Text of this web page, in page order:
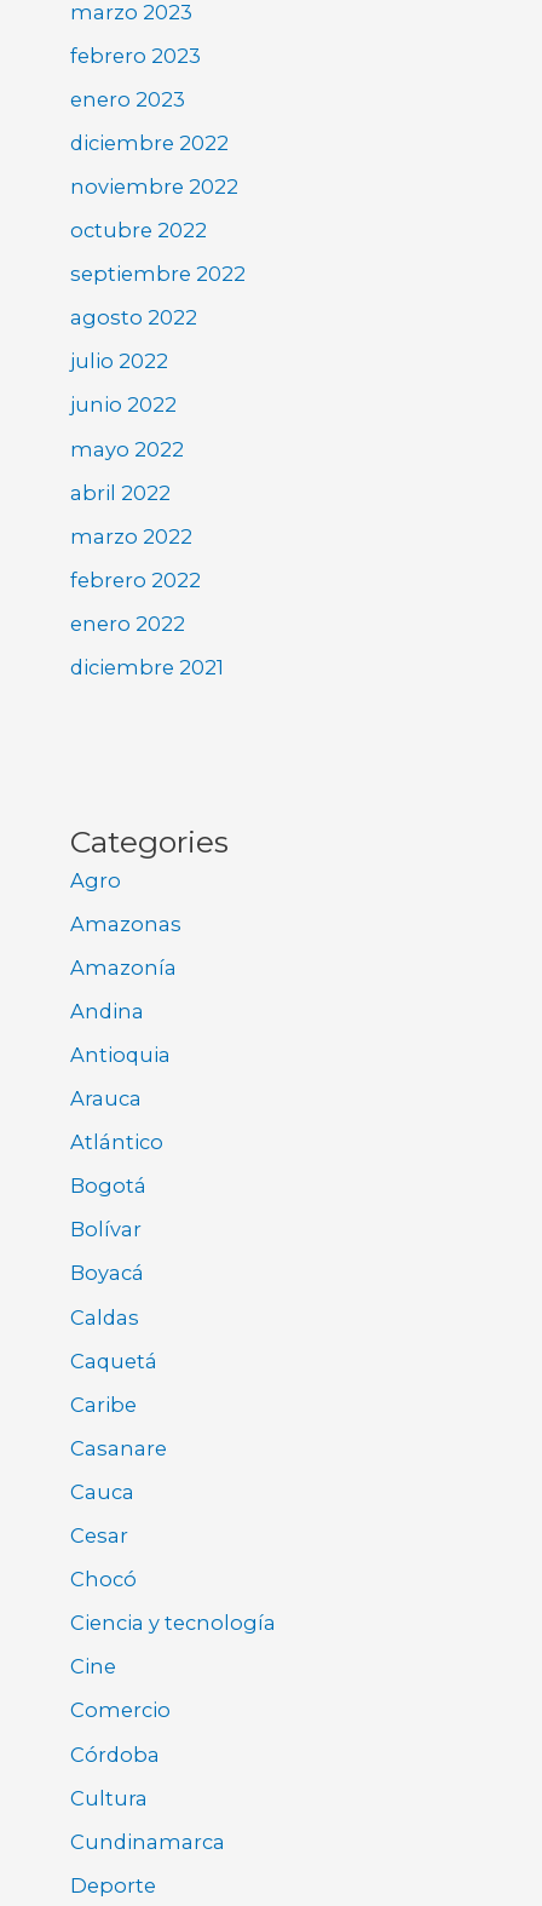
marzo 2023
febrero 2023
enero 2023
diciembre 2022
noviembre 2022
octubre 2022
septiembre 2022
agosto 2022
julio 2022
junio 2022
mayo 2022
abril 2022
marzo 2022
febrero 2022
enero 2022
diciembre 2021
Categories
Agro
Amazonas
Amazonía
Andina
Antioquia
Arauca
Atlántico
Bogotá
Bolívar
Boyacá
Caldas
Caquetá
Caribe
Casanare
Cauca
Cesar
Chocó
Ciencia y tecnología
Cine
Comercio
Córdoba
Cultura
Cundinamarca
Deporte